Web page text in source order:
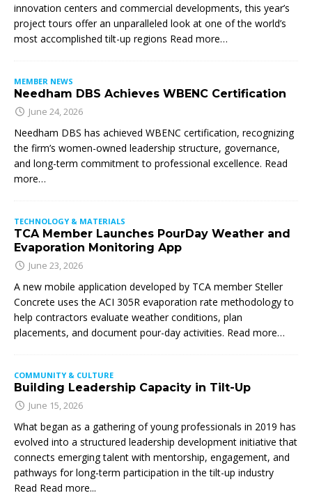
innovation centers and commercial developments, this year’s
project tours offer an unparalleled look at one of the world’s
most accomplished tilt-up regions Read more…
MEMBER NEWS
Needham DBS Achieves WBENC Certification
June 24, 2026
Needham DBS has achieved WBENC certification, recognizing
the firm’s women-owned leadership structure, governance,
and long-term commitment to professional excellence. Read
more…
TECHNOLOGY & MATERIALS
TCA Member Launches PourDay Weather and
Evaporation Monitoring App
June 23, 2026
A new mobile application developed by TCA member Steller
Concrete uses the ACI 305R evaporation rate methodology to
help contractors evaluate weather conditions, plan
placements, and document pour-day activities. Read more…
COMMUNITY & CULTURE
Building Leadership Capacity in Tilt-Up
June 15, 2026
What began as a gathering of young professionals in 2019 has
evolved into a structured leadership development initiative that
connects emerging talent with mentorship, engagement, and
pathways for long-term participation in the tilt-up industry
Read Read more...